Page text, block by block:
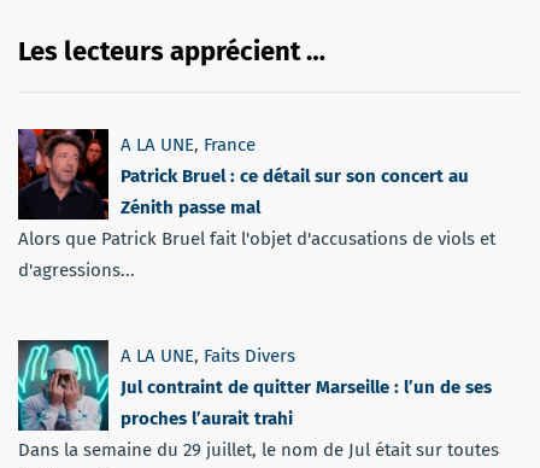
Les lecteurs apprécient …
A LA UNE, France
Patrick Bruel : ce détail sur son concert au
Zénith passe mal
Alors que Patrick Bruel fait l'objet d'accusations de viols et
d'agressions...
A LA UNE, Faits Divers
Jul contraint de quitter Marseille : l’un de ses
proches l’aurait trahi
Dans la semaine du 29 juillet, le nom de Jul était sur toutes